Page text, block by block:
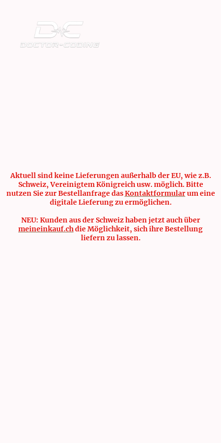
Aktuell sind keine Lieferungen außerhalb der EU, wie z.B.
Schweiz, Vereinigtem Königreich usw. möglich. Bitte
nutzen Sie zur Bestellanfrage dasKontaktformularum eine
digitale Lieferung zu ermöglichen.
NEU: Kunden aus der Schweiz haben jetzt auch über
meineinkauf.chdie Möglichkeit, sich ihre Bestellung
liefern zu lassen.